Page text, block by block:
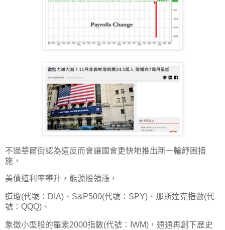
不過華爾街認為這反而會讓國會更快地推出新一輪紓困措
施，
美債殖利率攀升，能源股領漲，
道瓊(代號：DIA)、S&P500(代號：SPY)、那斯達克指數(代
號：QQQ)、
象徵小型股的羅素2000指數(代號：IWM)，通通再創下歷史